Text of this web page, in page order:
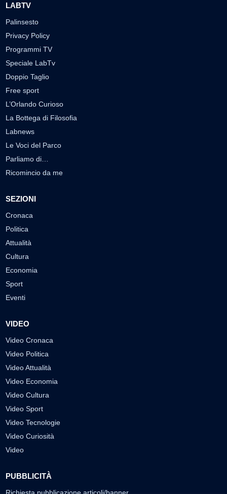
LABTV
Palinsesto
Privacy Policy
Programmi TV
Speciale LabTv
Doppio Taglio
Free sport
L’Orlando Curioso
La Bottega di Filosofia
Labnews
Le Voci del Parco
Parliamo di…
Ricomincio da me
SEZIONI
Cronaca
Politica
Attualità
Cultura
Economia
Sport
Eventi
VIDEO
Video Cronaca
Video Politica
Video Attualità
Video Economia
Video Cultura
Video Sport
Video Tecnologie
Video Curiosità
Video
PUBBLICITÀ